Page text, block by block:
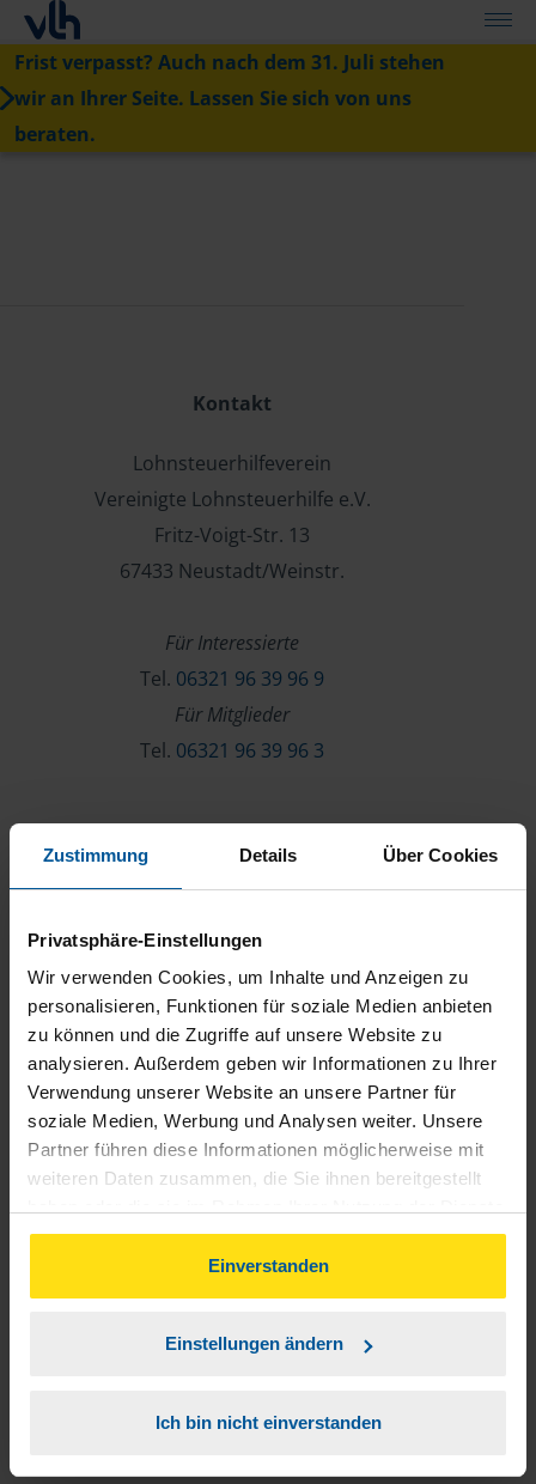
Zustimmung Details Über Cookies
Privatsphäre-Einstellungen
Wir verwenden Cookies, um Inhalte und Anzeigen zu
personalisieren, Funktionen für soziale Medien anbieten
zu können und die Zugriffe auf unsere Website zu
analysieren. Außerdem geben wir Informationen zu Ihrer
Verwendung unserer Website an unsere Partner für
soziale Medien, Werbung und Analysen weiter. Unsere
Partner führen diese Informationen möglicherweise mit
weiteren Daten zusammen, die Sie ihnen bereitgestellt
gesammelt haben. Indem Sie auf Einverstanden klicken,
können Sie der Verwendung von Cookies, gemäß
unserer
Einverstanden
Einstellungen ändern
Ich bin nicht einverstanden
Frist verpasst? Auch nach dem 31. Juli stehen
wir an Ihrer Seite. Lassen Sie sich von uns
beraten.
Kontakt
Lohnsteuerhilfeverein
Vereinigte Lohnsteuerhilfe e.V.
Fritz-Voigt-Str. 13
67433 Neustadt/Weinstr.
Für Interessierte
Tel. 06321 96 39 96 9
Für Mitglieder
Tel. 06321 96 39 96 3
Über die VLH
Beratersuche
Karriere
Presse
Kontakt
Informationen für Mitglieder
Schnelleinstiege
Steuererklärung machen lassen
Online-Steuererklärung
Die erste Steuererklärung
Für Azubis